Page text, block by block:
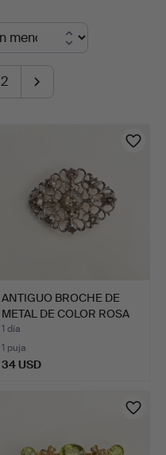
2
ANTIGUO BROCHE DE
METAL DE COLOR ROSA
CON …
1 día
1 puja
34 USD